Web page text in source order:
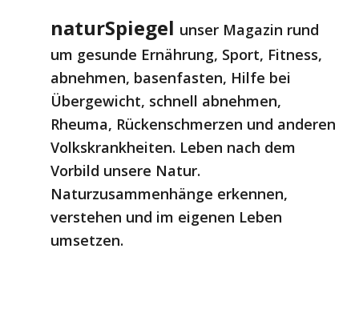
naturSpiegel unser Magazin rund
um gesunde Ernährung, Sport, Fitness,
abnehmen, basenfasten, Hilfe bei
Übergewicht, schnell abnehmen,
Rheuma, Rückenschmerzen und anderen
Volkskrankheiten. Leben nach dem
Vorbild unsere Natur.
Naturzusammenhänge erkennen,
verstehen und im eigenen Leben
umsetzen.